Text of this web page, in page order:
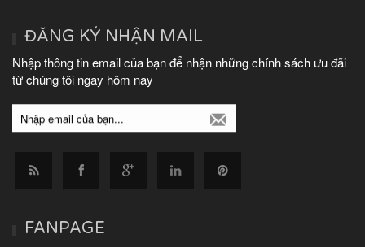
ĐĂNG KÝ NHẬN MAIL
Nhập thông tin email của bạn để nhận những chính sách ưu đãi
từ chúng tôi ngay hôm nay
FANPAGE